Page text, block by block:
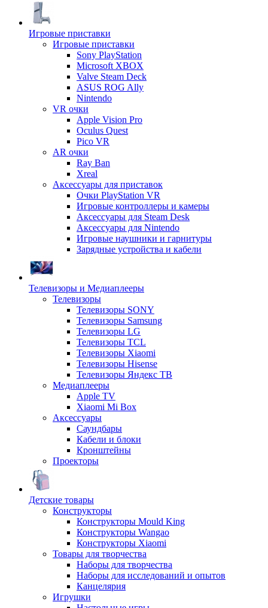
Игровые приставки
Игровые приставки
Sony PlayStation
Microsoft XBOX
Valve Steam Deck
ASUS ROG Ally
Nintendo
VR очки
Apple Vision Pro
Oculus Quest
Pico VR
AR очки
Ray Ban
Xreal
Аксессуары для приставок
Очки PlayStation VR
Игровые контроллеры и камеры
Аксессуары для Steam Desk
Аксессуары для Nintendo
Игровые наушники и гарнитуры
Зарядные устройства и кабели
Телевизоры и Медиаплееры
Телевизоры
Телевизоры SONY
Телевизоры Samsung
Телевизоры LG
Телевизоры TCL
Телевизоры Xiaomi
Телевизоры Hisense
Телевизоры Яндекс ТВ
Медиаплееры
Apple TV
Xiaomi Mi Box
Аксессуары
Саундбары
Кабели и блоки
Кронштейны
Проекторы
Детские товары
Конструкторы
Конструкторы Mould King
Конструкторы Wangao
Конструкторы Xiaomi
Товары для творчества
Наборы для творчества
Наборы для исследований и опытов
Канцелярия
Игрушки